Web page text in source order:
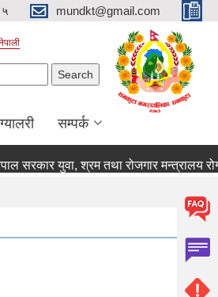
mundkt@gmail.com
ग्यालरी सम्पर्क
सरकार युवा, श्रम तथा रोजगार मन्त्रालय